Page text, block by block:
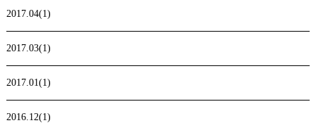
2017.04(1)
2017.03(1)
2017.01(1)
2016.12(1)